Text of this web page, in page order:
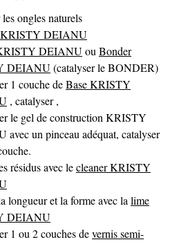
ongles naturels
KRISTY DEIANU
DEIANUouBonder
DEIANU(catalyser le BONDER)
1 couche deBase KRISTY
, catalyser ,
le gel de construction KRISTY
avec un pinceau adéquat, catalyser
résidus avec lecleaner KRISTY
longueur et la forme avec lalime
DEIANU
1 ou 2 couches devernis semi-